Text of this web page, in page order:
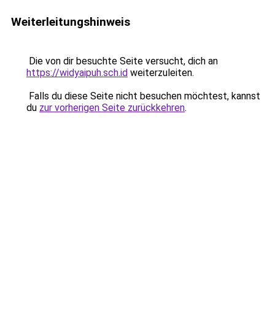
Weiterleitungshinweis
Die von dir besuchte Seite versucht, dich an
https://widyaipuh.sch.id weiterzuleiten.
Falls du diese Seite nicht besuchen möchtest, kannst
du zur vorherigen Seite zurückkehren.